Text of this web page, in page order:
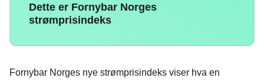
Dette er Fornybar Norges
strømprisindeks
Fornybar Norges nye strømprisindeks viser hva en